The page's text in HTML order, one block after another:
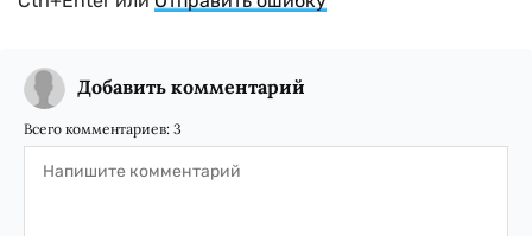
Добавить комментарий
Всего комментариев: 3